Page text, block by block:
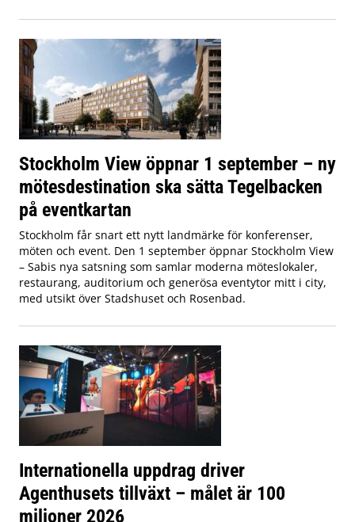
Stockholm View öppnar 1 september – ny
mötesdestination ska sätta Tegelbacken
på eventkartan
Stockholm får snart ett nytt landmärke för konferenser,
möten och event. Den 1 september öppnar Stockholm View
– Sabis nya satsning som samlar moderna möteslokaler,
restaurang, auditorium och generösa eventytor mitt i city,
med utsikt över Stadshuset och Rosenbad.
Internationella uppdrag driver
Agenthusets tillväxt – målet är 100
miljoner 2026